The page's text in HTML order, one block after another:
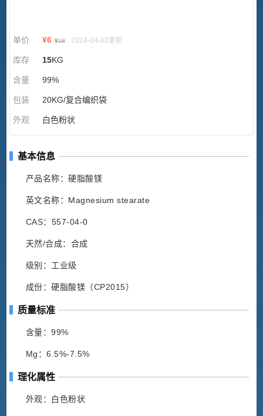
单价 ¥6 ¥18 2024-04-02更新
库存 15KG
含量 99%
包装 20KG/复合编织袋
外观 白色粉状
基本信息
产品名称：硬脂酸镁
英文名称：Magnesium stearate
CAS：557-04-0
天然/合成：合成
级别：工业级
成份：硬脂酸镁（CP2015）
质量标准
含量：99%
Mg：6.5%-7.5%
理化属性
外观：白色粉状